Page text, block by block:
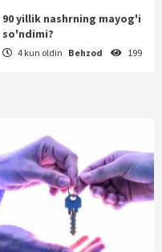
90 yillik nashrning mayog'i
so'ndimi?
4 kun oldin Behzod 199